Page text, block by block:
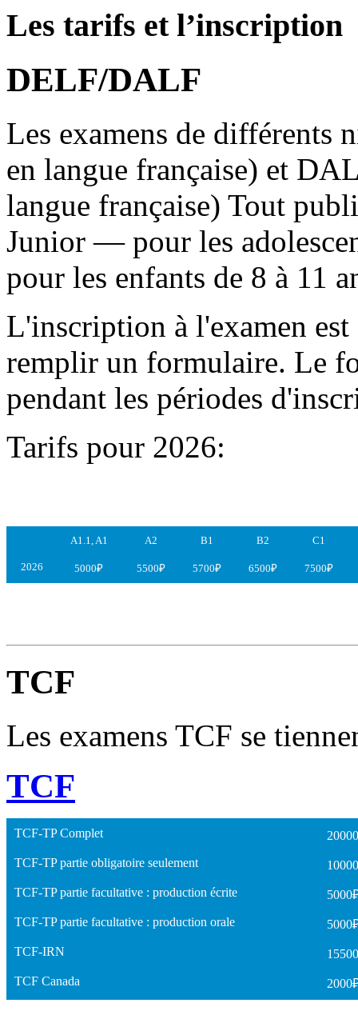
Les tarifs et l’inscription
DELF/DALF
Les examens de différents
en langue française) et
langue française) Tout
Junior — pour les
pour les enfants de 8 à 11
L'inscription à l'examen
remplir un formulaire. Le
pendant les périodes
Tarifs pour 2026:
A1.1, A1 A2 B1 B2 C1
2026 5000₽ 5500₽ 5700₽ 6500₽ 7500₽
ТCF
Les examens TCF se
TCF
TCF-TP Complet
TCF-TP partie obligatoire seulement
TCF-TP partie facultative : production écrite
TCF-TP partie facultative : production orale
TCF-IRN
TCF Canada